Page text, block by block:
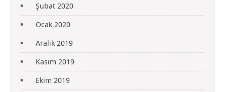
Şubat 2020
Ocak 2020
Aralık 2019
Kasım 2019
Ekim 2019